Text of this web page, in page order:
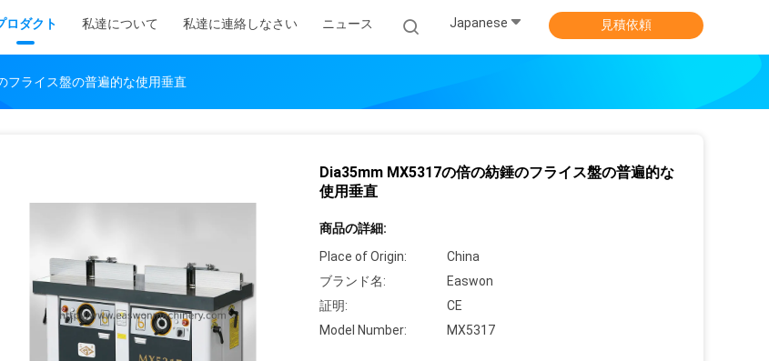
ロダクト 私達について 私達に連絡しなさい ニュース Japanese 見積依頼
フライス盤の普遍的な使用垂直
Dia35mm MX5317の倍の紡錘のフライス盤の普遍的な
使用垂直
商品の詳細:
Place of Origin:
China
ブランド名:
Easwon
証明:
CE
Model Number:
MX5317